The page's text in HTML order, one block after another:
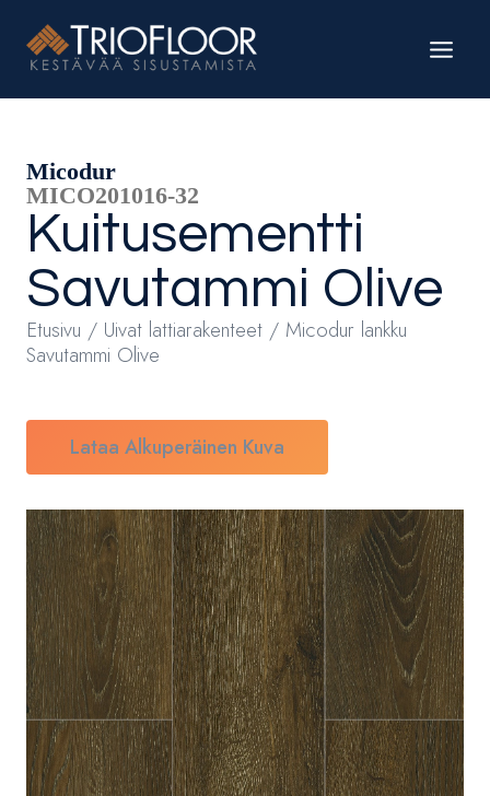
sisältöön
Micodur
MICO201016-32
Kuitusementti
Savutammi Olive
Etusivu / Uivat lattiarakenteet / Micodur lankku
Savutammi Olive
Lataa Alkuperäinen Kuva